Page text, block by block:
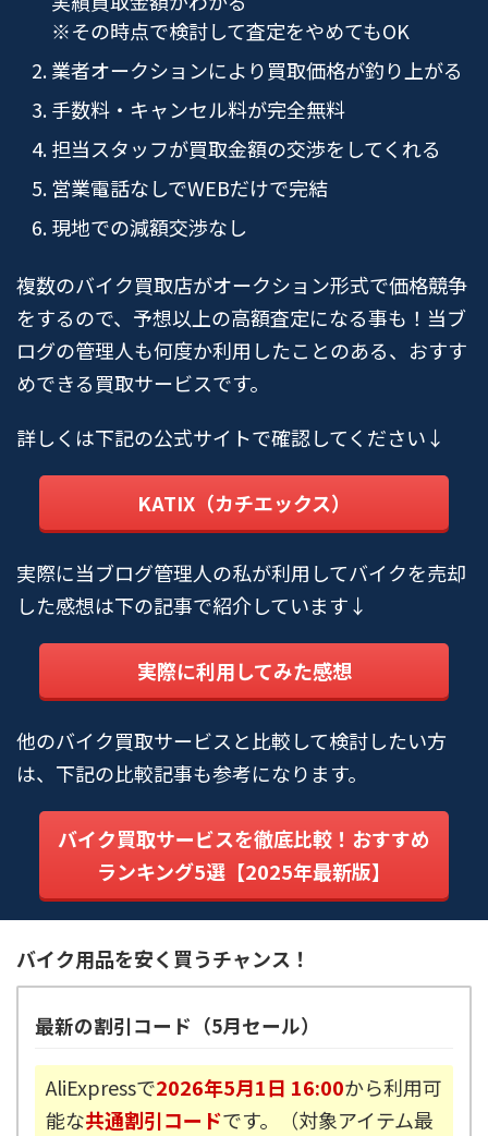
※その時点で検討して査定をやめてもOK
業者オークションにより買取価格が釣り上がる
手数料・キャンセル料が完全無料
担当スタッフが買取金額の交渉をしてくれる
営業電話なしでWEBだけで完結
現地での減額交渉なし
複数のバイク買取店がオークション形式で価格競争
をするので、予想以上の高額査定になる事も！当ブ
ログの管理人も何度か利用したことのある、おすす
めできる買取サービスです。
詳しくは下記の公式サイトで確認してください↓
KATIX（カチエックス）
実際に当ブログ管理人の私が利用してバイクを売却
した感想は下の記事で紹介しています↓
実際に利用してみた感想
他のバイク買取サービスと比較して検討したい方
は、下記の比較記事も参考になります。
バイク買取サービスを徹底比較！おすすめ
ランキング5選【2025年最新版】
バイク用品を安く買うチャンス！
最新の割引コード（5月セール）
AliExpressで2026年5月1日 16:00から利用可
能な共通割引コードです。（対象アイテム最